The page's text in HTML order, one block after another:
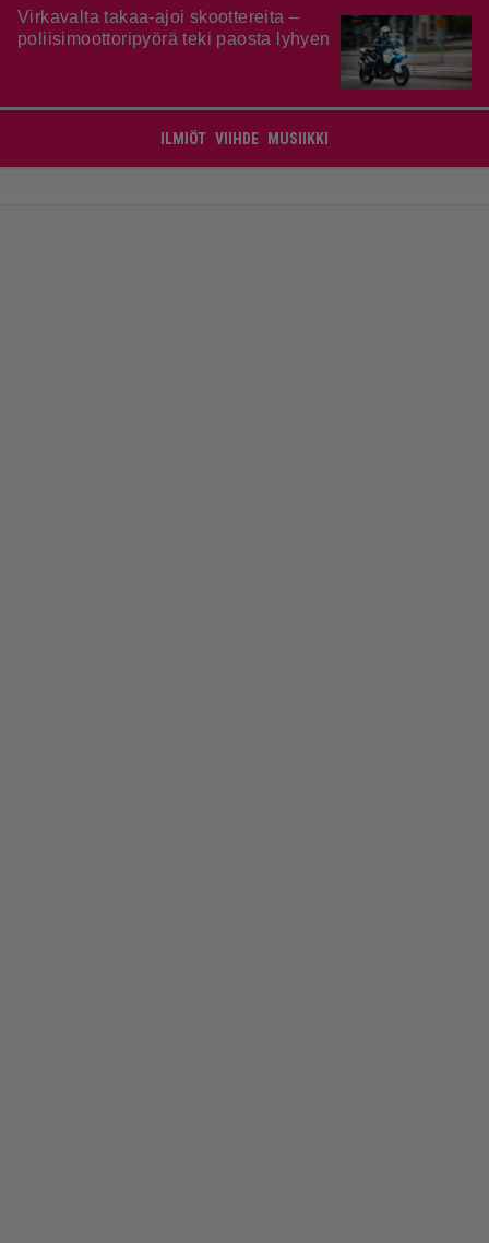
Virkavalta takaa-ajoi skoottereita –
poliisimoottoripyörä teki paosta lyhyen
ILMIÖT VIIHDE MUSIIKKI